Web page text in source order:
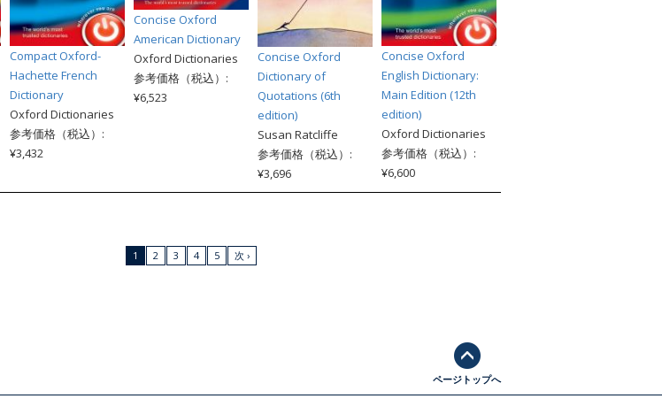
Compact Oxford-
Hachette French
Dictionary
Oxford Dictionaries
参考価格（税込）:
¥3,432
Concise Oxford
American Dictionary
Oxford Dictionaries
参考価格（税込）:
¥6,523
Concise Oxford
Dictionary of
Quotations (6th
edition)
Susan Ratcliffe
参考価格（税込）:
¥3,696
Concise Oxford
English Dictionary:
Main Edition (12th
edition)
Oxford Dictionaries
参考価格（税込）:
¥6,600
1 2 3 4 5 次 ›
ページトップへ